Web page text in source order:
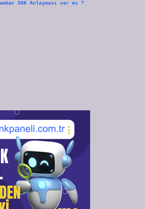
SGK Anlaşması var mı ?